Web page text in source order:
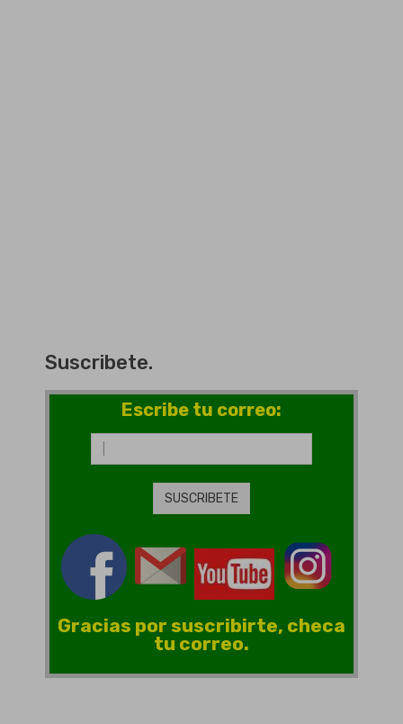
Suscribete.
Escribe tu correo:
Gracias por suscribirte, checa
tu correo.